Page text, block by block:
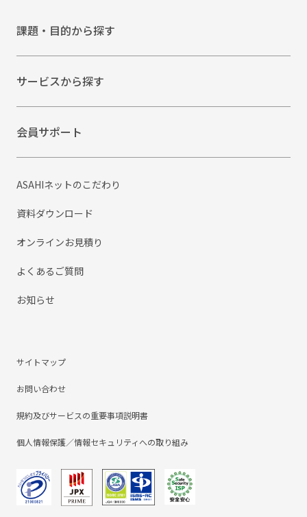
課題・目的から探す
サービスから探す
会員サポート
ASAHIネットのこだわり
資料ダウンロード
オンラインお見積り
よくあるご質問
お知らせ
サイトマップ
お問い合わせ
規約及びサービスの重要事項説明書
個人情報保護／情報セキュリティへの取り組み